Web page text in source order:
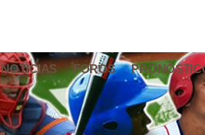
NOTICIAS FOROS